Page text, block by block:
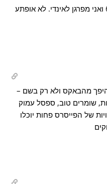
פייסרס פייקרס לייקרס קאבס אין 6 ואני מפרגן לאינדי. לא אופתע
מהבאקס ולא רק בשם –
שומרים טוב, ספסל עמוק
של הפייסרס פחות יוכלו